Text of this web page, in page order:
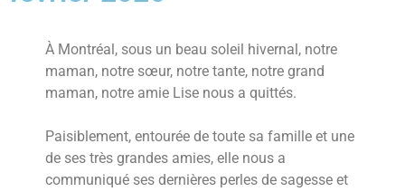
À Montréal, sous un beau soleil hivernal, notre
maman, notre sœur, notre tante, notre grand
maman, notre amie Lise nous a quittés.
Paisiblement, entourée de toute sa famille et une
de ses très grandes amies, elle nous a
communiqué ses dernières perles de sagesse et